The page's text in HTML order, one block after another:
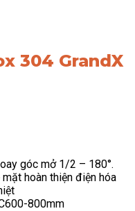
304 GrandX
góc mở 1/2 – 180°.
hoàn thiện điện hóa
800mm